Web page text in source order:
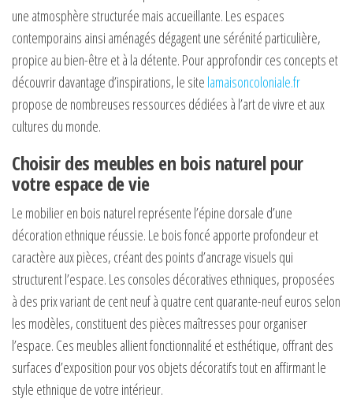
une atmosphère structurée mais accueillante. Les espaces
contemporains ainsi aménagés dégagent une sérénité particulière,
propice au bien-être et à la détente. Pour approfondir ces concepts et
découvrir davantage d’inspirations, le site lamaisoncoloniale.fr
propose de nombreuses ressources dédiées à l’art de vivre et aux
cultures du monde.
Choisir des meubles en bois naturel pour
votre espace de vie
Le mobilier en bois naturel représente l’épine dorsale d’une
décoration ethnique réussie. Le bois foncé apporte profondeur et
caractère aux pièces, créant des points d’ancrage visuels qui
structurent l’espace. Les consoles décoratives ethniques, proposées
à des prix variant de cent neuf à quatre cent quarante-neuf euros selon
les modèles, constituent des pièces maîtresses pour organiser
l’espace. Ces meubles allient fonctionnalité et esthétique, offrant des
surfaces d’exposition pour vos objets décoratifs tout en affirmant le
style ethnique de votre intérieur.